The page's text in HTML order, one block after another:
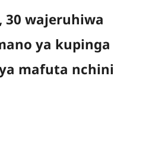
30 wajeruhiwa
ya kupinga
mafuta nchini